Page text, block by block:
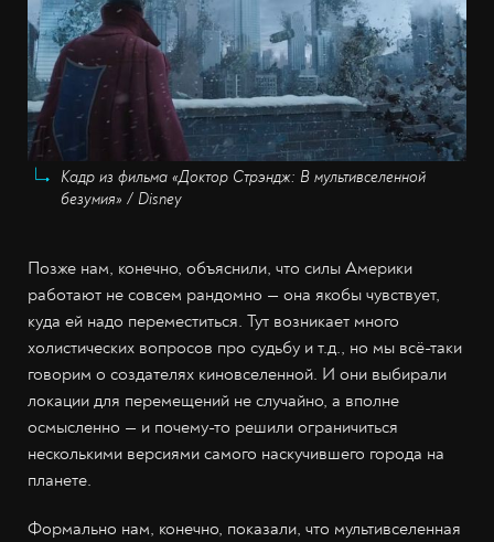
Кадр из фильма «Доктор Стрэндж: В мультивселенной
безумия» / Disney
Позже нам, конечно, объяснили, что силы Америки
работают не совсем рандомно — она якобы чувствует,
куда ей надо переместиться. Тут возникает много
холистических вопросов про судьбу и т.д., но мы всё-таки
говорим о создателях киновселенной. И они выбирали
локации для перемещений не случайно, а вполне
осмысленно — и почему-то решили ограничиться
несколькими версиями самого наскучившего города на
планете.
Формально нам, конечно, показали, что мультивселенная